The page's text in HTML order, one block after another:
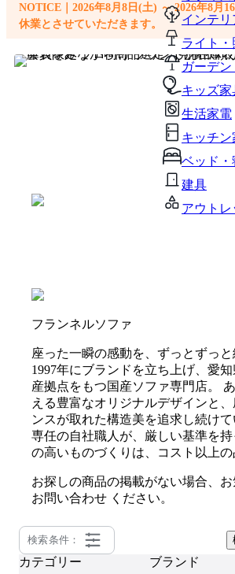
インテ
ライト・
ガーデ
キッズ家
生活家電
キッチン
ベッド・
建具
アウトレ
NOTICE｜2026年8月8日(土) ～ 2026年8月
休業とさせていただきます。
フランネルソファ
座った一瞬の感動を、ずっとずっと
1997年にブランドを立ち上げ、愛
産拠点をもつ国産ソファ専門店。
える豊富なオリジナルデザインと
ンスが取れた構造美を追求し続け
専任の自社職人が、厳しい基準を
の高いものづくりは、コスト以上の
お探しの商品の掲載がない場合、お
お問い合わせ ください。
検索条件：
カテゴリー ブランド